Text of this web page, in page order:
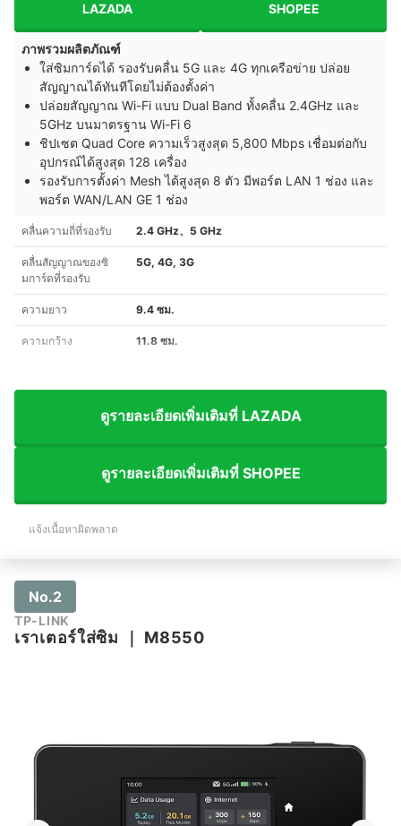
LAZADA SHOPEE
ภาพรวมผลิตภัณฑ์
ใส่ซิมการ์ดได้ รองรับคลื่น 5G และ 4G ทุกเครือข่าย ปล่อย
สัญญาณได้ทันทีโดยไม่ต้องตั้งค่า
ปล่อยสัญญาณ Wi-Fi แบบ Dual Band ทั้งคลื่น 2.4GHz และ
5GHz บนมาตรฐาน Wi-Fi 6
ชิปเซต Quad Core ความเร็วสูงสุด 5,800 Mbps เชื่อมต่อกับ
อุปกรณ์ได้สูงสุด 128 เครื่อง
รองรับการตั้งค่า Mesh ได้สูงสุด 8 ตัว มีพอร์ต LAN 1 ช่อง และ
พอร์ต WAN/LAN GE 1 ช่อง
คลื่นความถี่ที่รองรับ 2.4 GHz、5 GHz
คลื่นสัญญาณของซิ
มการ์ดที่รองรับ
5G, 4G, 3G
ความยาว 9.4 ซม.
ความกว้าง 11.8 ซม.
ดูรายละเอียดเพิ่มเติมที่ LAZADA
ดูรายละเอียดเพิ่มเติมที่ SHOPEE
แจ้งเนื้อหาผิดพลาด
No.2
TP-LINK
เราเตอร์ใส่ซิม ｜ M8550